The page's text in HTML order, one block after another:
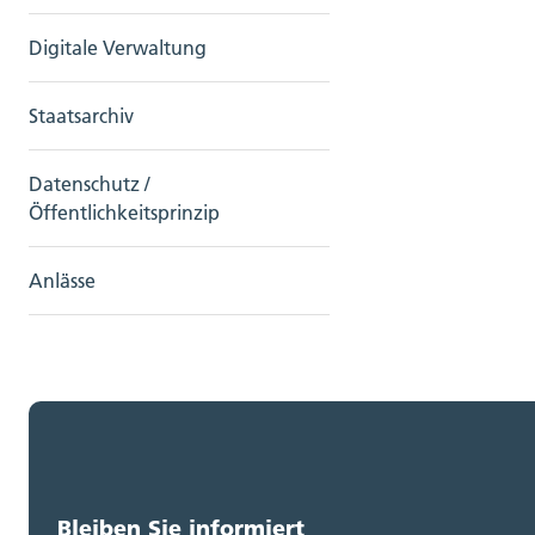
Digitale Verwaltung
Staatsarchiv
Datenschutz /
Öffentlichkeitsprinzip
Anlässe
Bleiben Sie informiert